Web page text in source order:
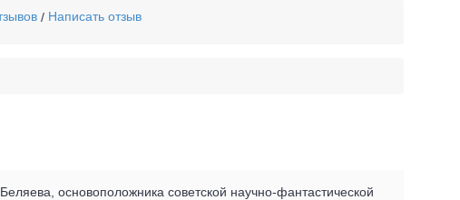
/ Написать отзыв
основоположника советской научно-фантастической